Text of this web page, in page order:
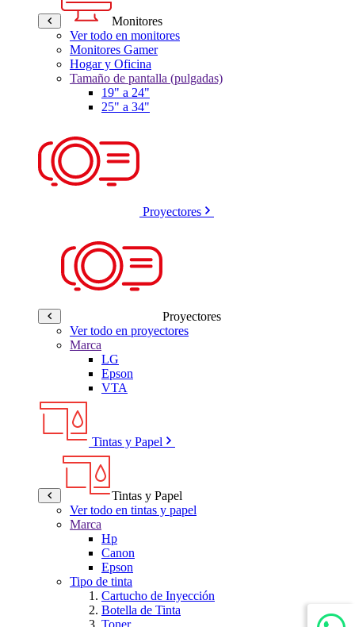
Monitores
Ver todo en monitores
Monitores Gamer
Hogar y Oficina
Tamaño de pantalla (pulgadas)
19" a 24"
25" a 34"
Proyectores
Proyectores
Ver todo en proyectores
Marca
LG
Epson
VTA
Tintas y Papel
Tintas y Papel
Ver todo en tintas y papel
Marca
Hp
Canon
Epson
Tipo de tinta
Cartucho de Inyección
Botella de Tinta
Toner